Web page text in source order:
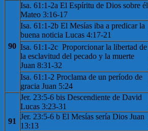
90
Isa. 61:1-2a El Espíritu de Dios sobre él
Mateo 3:16-17
Isa. 61:1-2b El Mesías iba a predicar la
buena noticia Lucas 4:17-21
Isa. 61:1-2c ​​ Proporcionar la libertad de
la esclavitud del pecado y la muerte
Juan 8:31-32
Isa. 61:1-2 Proclama de un período de
gracia Juan 5:24
91
Jer. 23:5-6 bis Descendiente de David
Lucas 3:23-31
Jer. 23:5-6 b El Mesías sería Dios Juan
13:13